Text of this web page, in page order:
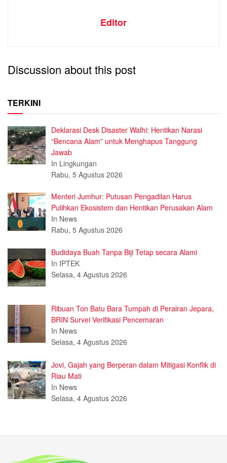
Editor
Discussion about this post
TERKINI
Deklarasi Desk Disaster Walhi: Hentikan Narasi
“Bencana Alam” untuk Menghapus Tanggung
Jawab
In Lingkungan
Rabu, 5 Agustus 2026
Menteri Jumhur: Putusan Pengadilan Harus
Pulihkan Ekosistem dan Hentikan Perusakan Alam
In News
Rabu, 5 Agustus 2026
Budidaya Buah Tanpa Biji Tetap secara Alami
In IPTEK
Selasa, 4 Agustus 2026
Ribuan Ton Batu Bara Tumpah di Perairan Jepara,
BRIN Survei Verifikasi Pencemaran
In News
Selasa, 4 Agustus 2026
Jovi, Gajah yang Berperan dalam Mitigasi Konflik di
Riau Mati
In News
Selasa, 4 Agustus 2026